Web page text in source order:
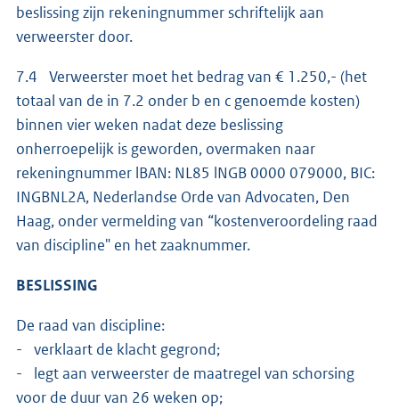
beslissing zijn rekeningnummer schriftelijk aan
verweerster door.
7.4 Verweerster moet het bedrag van € 1.250,- (het
totaal van de in 7.2 onder b en c genoemde kosten)
binnen vier weken nadat deze beslissing
onherroepelijk is geworden, overmaken naar
rekeningnummer lBAN: NL85 lNGB 0000 079000, BIC:
INGBNL2A, Nederlandse Orde van Advocaten, Den
Haag, onder vermelding van “kostenveroordeling raad
van discipline" en het zaaknummer.
BESLISSING
De raad van discipline:
- verklaart de klacht gegrond;
- legt aan verweerster de maatregel van schorsing
voor de duur van 26 weken op;